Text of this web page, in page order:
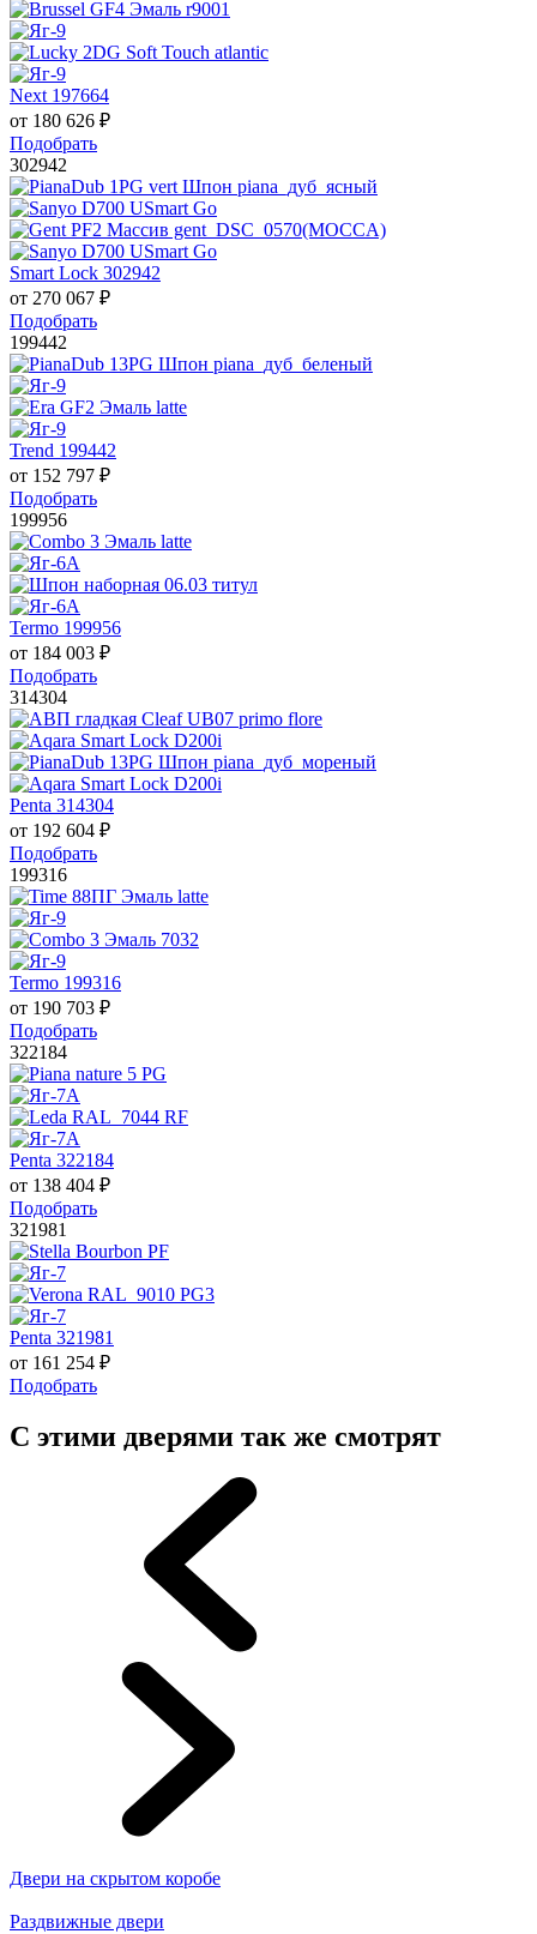
Next 197664
от 180 626 ₽
Подобрать
302942
Smart Lock 302942
от 270 067 ₽
Подобрать
199442
Trend 199442
от 152 797 ₽
Подобрать
199956
Termo 199956
от 184 003 ₽
Подобрать
314304
Penta 314304
от 192 604 ₽
Подобрать
199316
Termo 199316
от 190 703 ₽
Подобрать
322184
Penta 322184
от 138 404 ₽
Подобрать
321981
Penta 321981
от 161 254 ₽
Подобрать
С этими дверями так же смотрят
Двери на скрытом коробе
Раздвижные двери